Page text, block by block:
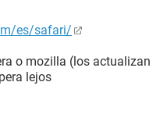
es/safari/
o mozilla (los actualizan
lejos